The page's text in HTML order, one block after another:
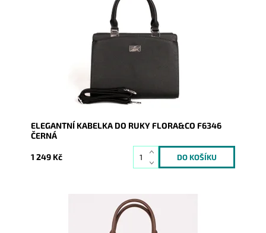
Elegantní kabelka do ruky zaujme ladnými tvary a
svým pevným materiálem.
Skladem
1462
FLORA&CO
2 roky
ELEGANTNÍ KABELKA DO RUKY FLORA&CO F6346
ČERNÁ
1 249 Kč
Elegantní kabelka do ruky zaujme ladnými tvary a
svým pevným materiálem.